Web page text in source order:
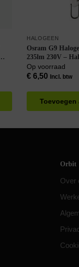
HALOGEEN
Osram G9
235lm 230V –
– Warm Wit
Op voorraad
€6,50 Incl. btw
Toevoegen
Orbit
Over